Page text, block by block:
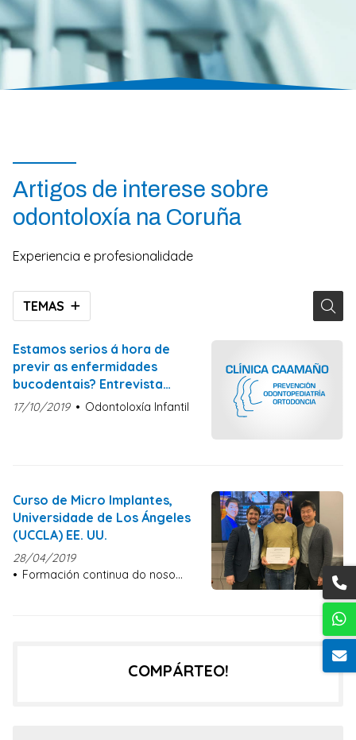
Artigos de interese sobre
odontoloxía na Coruña
Experiencia e profesionalidade
TEMAS
Estamos serios á hora de
previr as enfermidades
bucodentais? Entrevista
radiofónica a Carlos Herrera
17/10/2019 Odontoloxía Infantil
Curso de Micro Implantes,
Universidade de Los Ángeles
(UCCLA) EE. UU.
28/04/2019
Formación continua do noso
COMPÁRTEO!